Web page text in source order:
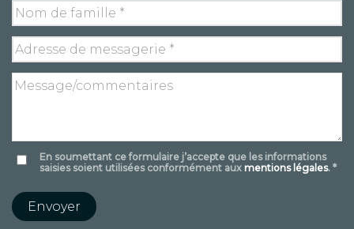
En soumettant ce formulaire j’accepte que les informations
saisies soient utilisées conformément auxmentions légales. *